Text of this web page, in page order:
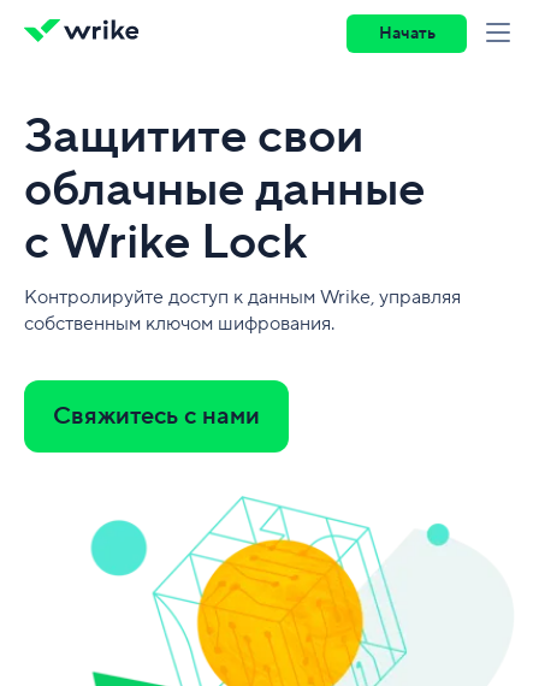
Начать
Защитите свои
облачные данные
с Wrike Lock
Контролируйте доступ к данным Wrike, управляя
собственным ключом шифрования.
Свяжитесь с нами